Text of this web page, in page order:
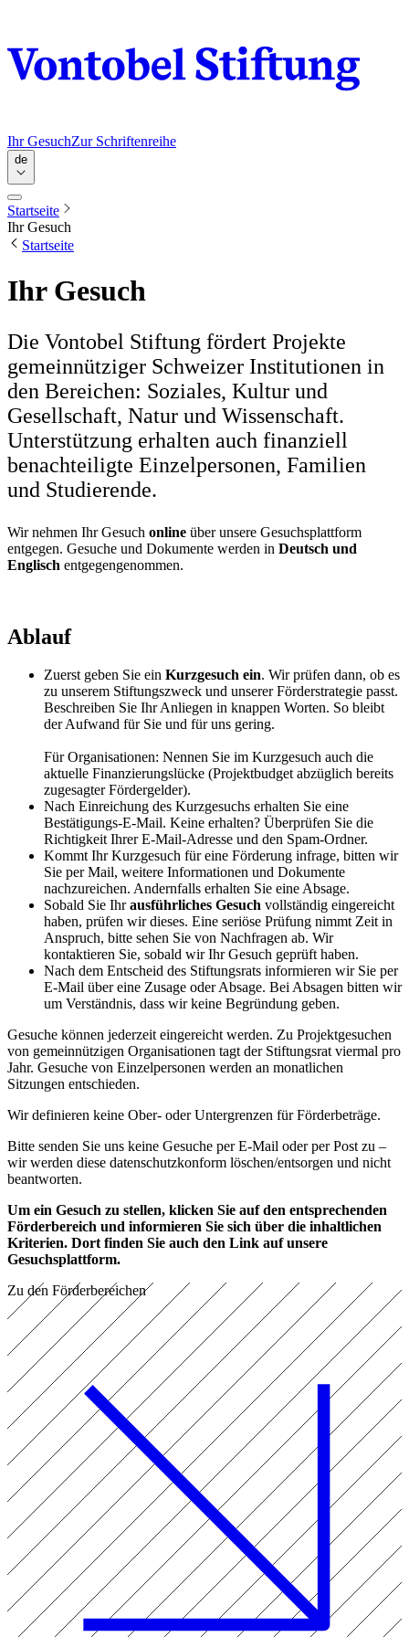
Ihr GesuchZur Schriftenreihe
de
Startseite
Ihr Gesuch
Startseite
Ihr Gesuch
Die Vontobel Stiftung fördert Projekte
gemeinnütziger Schweizer Institutionen in
den Bereichen: Soziales, Kultur und
Gesellschaft, Natur und Wissenschaft.
Unterstützung erhalten auch finanziell
benachteiligte Einzelpersonen, Familien
und Studierende.
Wir nehmen Ihr Gesuch online über unsere Gesuchsplattform
entgegen. Gesuche und Dokumente werden in Deutsch und
Englisch entgegengenommen.
Ablauf
Zuerst geben Sie ein Kurzgesuch ein. Wir prüfen dann, ob es
zu unserem Stiftungszweck und unserer Förderstrategie passt.
Beschreiben Sie Ihr Anliegen in knappen Worten. So bleibt
der Aufwand für Sie und für uns gering.
Für Organisationen: Nennen Sie im Kurzgesuch auch die
aktuelle Finanzierungslücke (Projektbudget abzüglich bereits
zugesagter Fördergelder).
Nach Einreichung des Kurzgesuchs erhalten Sie eine
Bestätigungs-E-Mail. Keine erhalten? Überprüfen Sie die
Richtigkeit Ihrer E-Mail-Adresse und den Spam-Ordner.
Kommt Ihr Kurzgesuch für eine Förderung infrage, bitten wir
Sie per Mail, weitere Informationen und Dokumente
nachzureichen. Andernfalls erhalten Sie eine Absage.
Sobald Sie Ihrausführliches Gesuch vollständig eingereicht
haben, prüfen wir dieses. Eine seriöse Prüfung nimmt Zeit in
Anspruch, bitte sehen Sie von Nachfragen ab. Wir
kontaktieren Sie, sobald wir Ihr Gesuch geprüft haben.
Nach dem Entscheid des Stiftungsrats informieren wir Sie per
E-Mail über eine Zusage oder Absage. Bei Absagen bitten wir
um Verständnis, dass wir keine Begründung geben.
Gesuche können jederzeit eingereicht werden. Zu Projektgesuchen
von gemeinnützigen Organisationen tagt der Stiftungsrat viermal pro
Jahr. Gesuche von Einzelpersonen werden an monatlichen
Sitzungen entschieden.
Wir definieren keine Ober- oder Untergrenzen für Förderbeträge.
Bitte senden Sie uns keine Gesuche per E-Mail oder per Post zu –
wir werden diese datenschutzkonform löschen/entsorgen und nicht
beantworten.
Um ein Gesuch zu stellen, klicken Sie auf den entsprechenden
Förderbereich und informieren Sie sich über die inhaltlichen
Kriterien. Dort finden Sie auch den Link auf unsere
Gesuchsplattform.
Zu den Förderbereichen